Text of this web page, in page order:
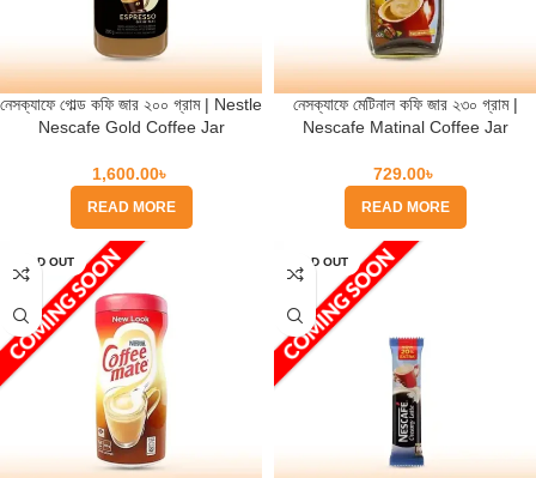
নেসক্যাফে গোল্ড কফি জার ২০০ গ্রাম | Nestle
Nescafe Gold Coffee Jar
1,600.00৳
READ MORE
নেসক্যাফে মেটিনাল কফি জার ২৩০ গ্রাম |
Nescafe Matinal Coffee Jar
729.00৳
READ MORE
SOLD OUT SOLD OUT